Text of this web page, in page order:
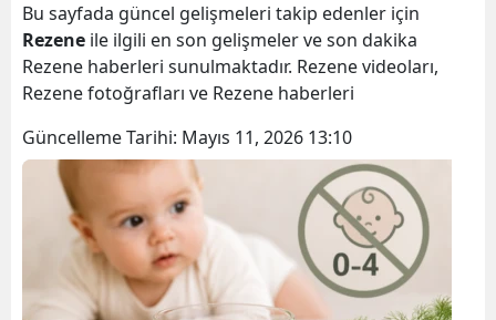
Bu sayfada güncel gelişmeleri takip edenler için
Rezene ile ilgili en son gelişmeler ve son dakika
Rezene haberleri sunulmaktadır. Rezene videoları,
Rezene fotoğrafları ve Rezene haberleri
Güncelleme Tarihi: Mayıs 11, 2026 13:10